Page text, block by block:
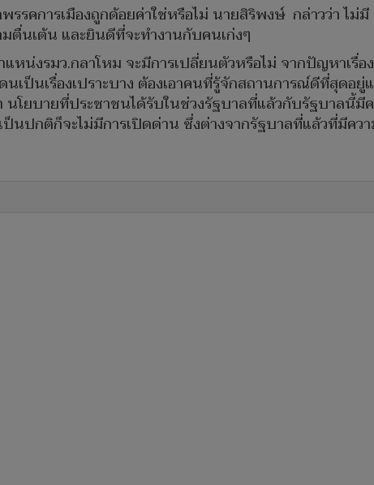
รรคการเมืองถูกด้อยค่าใช่หรือไม่ นายสิริพงษ์ กล่าวว่า ไ
ตื่นเต้น และยินดีที่จะทำงานกับคนเก่งๆ
หน่งรมว.กลาโหม จะมีการเปลี่ยนตัวหรือไม่ จากปัญหาเรื่
ป็นเรื่องเปราะบาง ต้องเอาคนที่รู้จักสถานการณ์ดีที่สุดอ
นโยบายที่ประชาชนได้รับในช่วงรัฐบาลที่แล้วกับรัฐบาลนี้
นปกติก็จะไม่มีการเปิดด่าน ซึ่งต่างจากรัฐบาลที่แล้วที่มีคว